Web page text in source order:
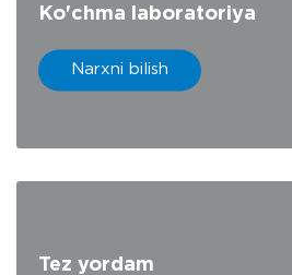
Ko'chma laboratoriya
Narxni bilish
Tez yordam